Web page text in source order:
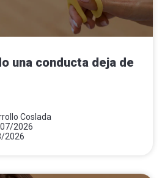
una conducta deja de
Coslada
2026
2026